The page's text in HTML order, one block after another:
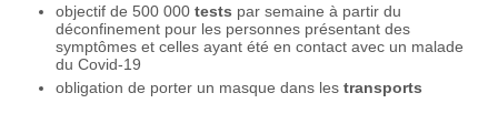
objectif de 500 000 tests par semaine à partir du
déconfinement pour les personnes présentant des
symptômes et celles ayant été en contact avec un malade
du Covid-19
obligation de porter un masque dans les transports